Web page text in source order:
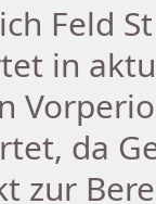
Feld
in
da
zur